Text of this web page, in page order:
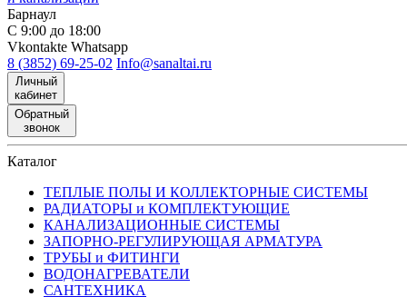
Барнаул
С 9:00 до 18:00
Vkontakte Whatsapp
8 (3852) 69-25-02 Info@sanaltai.ru
Личный
кабинет
Обратный
звонок
Каталог
ТЕПЛЫЕ ПОЛЫ И КОЛЛЕКТОРНЫЕ СИСТЕМЫ
РАДИАТОРЫ и КОМПЛЕКТУЮЩИЕ
КАНАЛИЗАЦИОННЫЕ СИСТЕМЫ
ЗАПОРНО-РЕГУЛИРУЮЩАЯ АРМАТУРА
ТРУБЫ и ФИТИНГИ
ВОДОНАГРЕВАТЕЛИ
САНТЕХНИКА